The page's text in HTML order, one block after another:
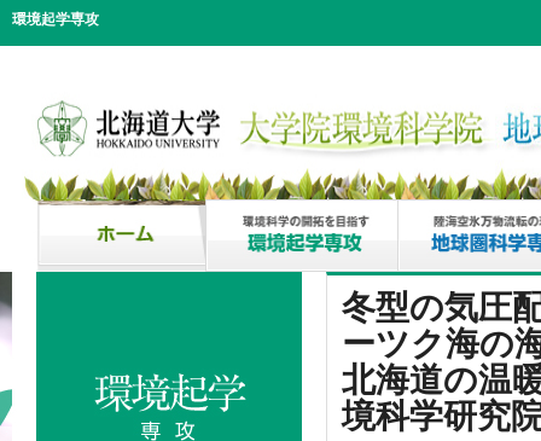
環境起学専攻
冬型の気圧
ーツク海の
北海道の温
境科学研究